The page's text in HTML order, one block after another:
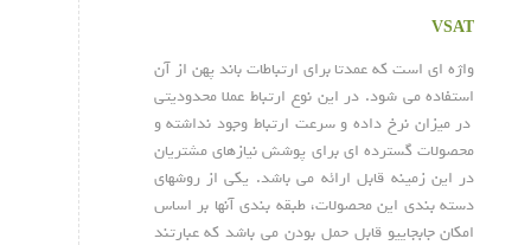
VSAT
واژه ای است که عمدتا برای ارتباطات باند پهن از آن
استفاده می شود. در این نوع ارتباط عملا محدودیتی
در میزان نرخ داده و سرعت ارتباط وجود نداشته و
محصولات گسترده ای برای پوشش نیازهای مشتریان
در این زمینه قابل ارائه می باشد. یکی از روشهای
دسته بندی این محصولات، طبقه بندی آنها بر اساس
امکان جابجاییو قابل حمل بودن می باشد که عبارتند